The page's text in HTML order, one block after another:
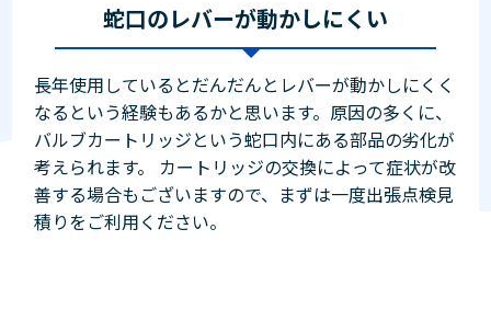
蛇口のレバーが動かしにくい
長年使用しているとだんだんとレバーが動かしにくく
なるという経験もあるかと思います。原因の多くに、
バルブカートリッジという蛇口内にある部品の劣化が
考えられます。 カートリッジの交換によって症状が改
善する場合もございますので、まずは一度出張点検見
積りをご利用ください。